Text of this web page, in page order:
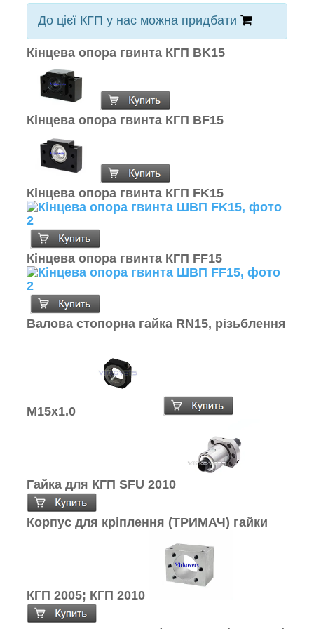
До цієї КГП у нас можна придбати
Кінцева опора гвинта КГП BK15
Кінцева опора гвинта КГП BF15
Кінцева опора гвинта КГП FK15
Кінцева опора гвинта КГП FF15
Валова стопорна гайка RN15, різьблення
M15x1.0
Гайка для КГП SFU 2010
Корпус для кріплення (ТРИМАЧ) гайки
КГП 2005; КГП 2010